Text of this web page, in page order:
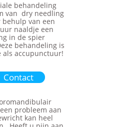
behandeling
van dry needling
van een
naaldje een
in de spier
behandeling is
als accupunctuur!
Contact
probleem aan
kan heel